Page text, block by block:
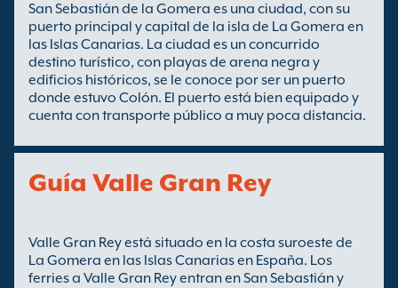
San Sebastián de la Gomera es una ciudad, con su
puerto principal y capital de la isla de La Gomera en
las Islas Canarias. La ciudad es un concurrido
destino turístico, con playas de arena negra y
edificios históricos, se le conoce por ser un puerto
donde estuvo Colón. El puerto está bien equipado y
cuenta con transporte público a muy poca distancia.
Guía Valle Gran Rey
Valle Gran Rey está situado en la costa suroeste de
La Gomera en las Islas Canarias en España. Los
ferries a Valle Gran Rey entran en San Sebastián y